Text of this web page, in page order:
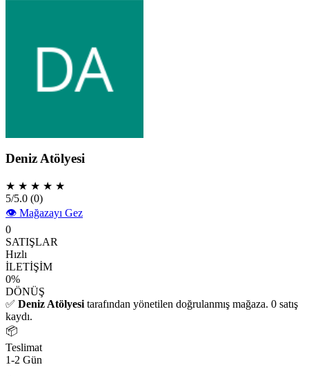
Deniz Atölyesi
★ ★ ★ ★ ★
5/5.0 (0)
👁️ Mağazayı Gez
0
SATIŞLAR
Hızlı
İLETİŞİM
0%
DÖNÜŞ
✅ Deniz Atölyesi tarafından yönetilen doğrulanmış mağaza. 0 satış
kaydı.
📦
Teslimat
1-2 Gün